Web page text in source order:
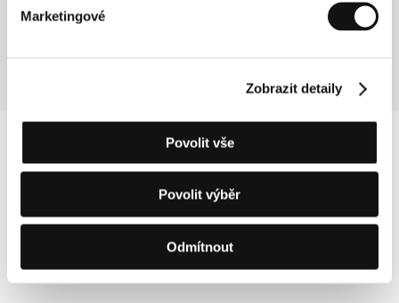
Marketingové
Zobrazit detaily
Povolit vše
Povolit výběr
Odmítnout
dokumentů v Mnichově, Cena za nejlepší řecký film a
cena FIPRESCI na Mezinárodním filmovém festivalu